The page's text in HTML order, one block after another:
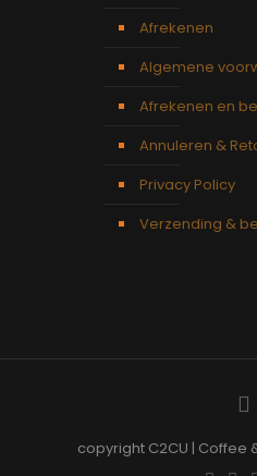
Afrekenen
Algemene
Afrekenen en
Annuleren &
Privacy Policy
Verzending &
copyright C2CU | Coffee